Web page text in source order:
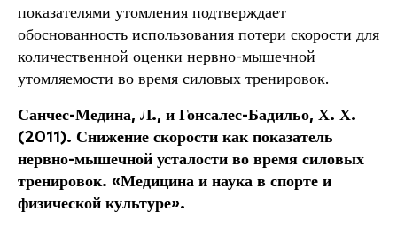
показателями утомления подтверждает
обоснованность использования потери скорости для
количественной оценки нервно-мышечной
утомляемости во время силовых тренировок.
Санчес-Медина, Л., и Гонсалес-Бадильо, Х. Х.
(2011). Снижение скорости как показатель
нервно-мышечной усталости во время силовых
тренировок. «Медицина и наука в спорте и
физической культуре».